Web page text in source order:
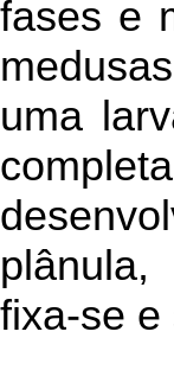
fases e
uma
fixa-se e